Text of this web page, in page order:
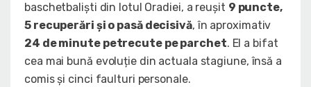
baschetbaliști din lotul Oradiei, a reușit 9 puncte,
5 recuperări și o pasă decisivă, în aproximativ
24 de minute petrecute pe parchet. El a bifat
cea mai bună evoluție din actuala stagiune, însă a
comis și cinci faulturi personale.